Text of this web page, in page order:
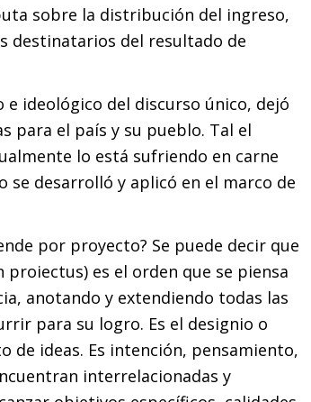
sobre la distribución del ingreso,
destinatarios del resultado de
e ideológico del discurso único, dejó
para el país y su pueblo. Tal el
lo está sufriendo en carne
desarrolló y aplicó en el marco de
por proyecto? Se puede decir que
es el orden que se piensa
anotando y extendiendo todas las
para su logro. Es el designio o
de ideas. Es intención, pensamiento,
interrelacionadas y